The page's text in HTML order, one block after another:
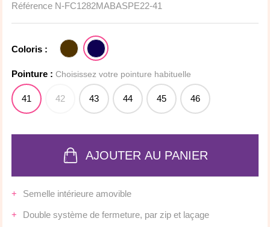
Référence N-FC1282MABASPE22-41
Coloris :
Pointure : Choisissez votre pointure habituelle
41 42 43 44 45 46
AJOUTER AU PANIER
Semelle intérieure amovible
Double système de fermeture, par zip et laçage